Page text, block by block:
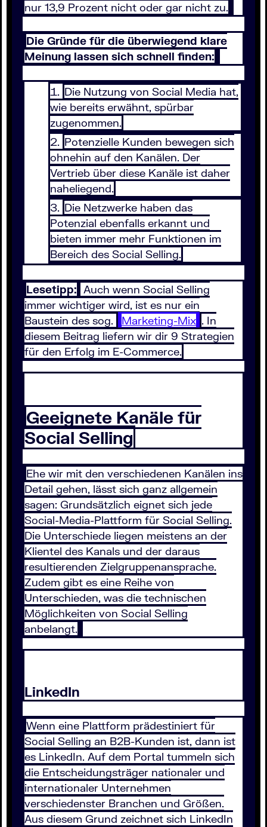
nur 13,9 Prozent nicht oder gar nicht zu.
Die Gründe für die überwiegend klare
Meinung lassen sich schnell finden:
Die Nutzung von Social Media hat,
wie bereits erwähnt, spürbar
zugenommen.
Potenzielle Kunden bewegen sich
ohnehin auf den Kanälen. Der
Vertrieb über diese Kanäle ist daher
naheliegend.
Die Netzwerke haben das
Potenzial ebenfalls erkannt und
bieten immer mehr Funktionen im
Bereich des Social Selling.
Lesetipp: Auch wenn Social Selling
immer wichtiger wird, ist es nur ein
Baustein des sog.
Marketing-Mix . In
diesem Beitrag liefern wir dir 9 Strategien
für den Erfolg im E-Commerce.
Geeignete Kanäle für
Social Selling
Ehe wir mit den verschiedenen Kanälen ins
Detail gehen, lässt sich ganz allgemein
sagen: Grundsätzlich eignet sich jede
Social-Media-Plattform für Social Selling.
Die Unterschiede liegen meistens an der
Klientel des Kanals und der daraus
resultierenden Zielgruppenansprache.
Zudem gibt es eine Reihe von
Unterschieden, was die technischen
Möglichkeiten von Social Selling
anbelangt.
LinkedIn
Wenn eine Plattform prädestiniert für
Social Selling an B2B-Kunden ist, dann ist
es LinkedIn. Auf dem Portal tummeln sich
die Entscheidungsträger nationaler und
internationaler Unternehmen
verschiedenster Branchen und Größen.
Aus diesem Grund zeichnet sich LinkedIn